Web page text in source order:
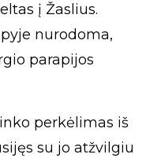
į Žaslius.
nurodoma,
parapijos
perkėlimas iš
su jo atžvilgiu